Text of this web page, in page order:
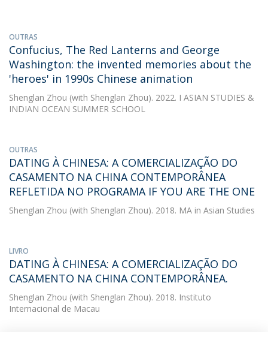
OUTRAS
Confucius, The Red Lanterns and George
Washington: the invented memories about the
'heroes' in 1990s Chinese animation
Shenglan Zhou (with Shenglan Zhou). 2022. I ASIAN STUDIES &
INDIAN OCEAN SUMMER SCHOOL
OUTRAS
DATING À CHINESA: A COMERCIALIZAÇÃO DO
CASAMENTO NA CHINA CONTEMPORÂNEA
REFLETIDA NO PROGRAMA IF YOU ARE THE ONE
Shenglan Zhou (with Shenglan Zhou). 2018. MA in Asian Studies
LIVRO
DATING À CHINESA: A COMERCIALIZAÇÃO DO
CASAMENTO NA CHINA CONTEMPORÂNEA.
Shenglan Zhou (with Shenglan Zhou). 2018. Instituto
Internacional de Macau